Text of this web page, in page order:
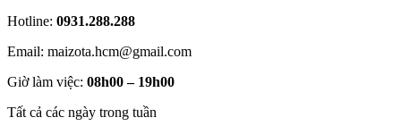
Hotline: 0931.288.288
Email: maizota.hcm@gmail.com
Giờ làm việc: 08h00 – 19h00
Tất cả các ngày trong tuần